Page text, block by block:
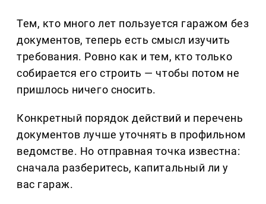
Тем, кто много лет пользуется гаражом без
документов, теперь есть смысл изучить
требования. Ровно как и тем, кто только
собирается его строить — чтобы потом не
пришлось ничего сносить.
Конкретный порядок действий и перечень
документов лучше уточнять в профильном
ведомстве. Но отправная точка известна:
сначала разберитесь, капитальный ли у
вас гараж.